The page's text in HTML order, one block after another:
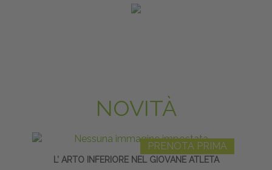
NOVITÀ
PRENOTA PRIMA
L’ ARTO INFERIORE NEL GIOVANE ATLETA